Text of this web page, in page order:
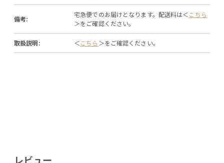
備考:
宅急便でのお届けとなります。配送料は＜こちら
＞をご確認ください。
取扱説明: ＜こちら ＞をご確認ください。
レビュー